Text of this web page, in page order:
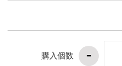
購入個数